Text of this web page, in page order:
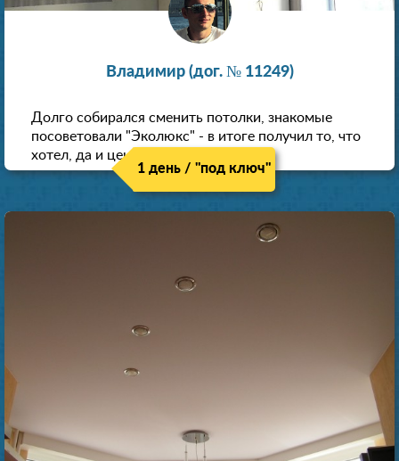
Владимир (дог. № 11249)
Долго собирался сменить потолки, знакомые
посоветовали "Эколюкс" - в итоге получил то, что
хотел, да и цена нормальная.
1 день / "под ключ"